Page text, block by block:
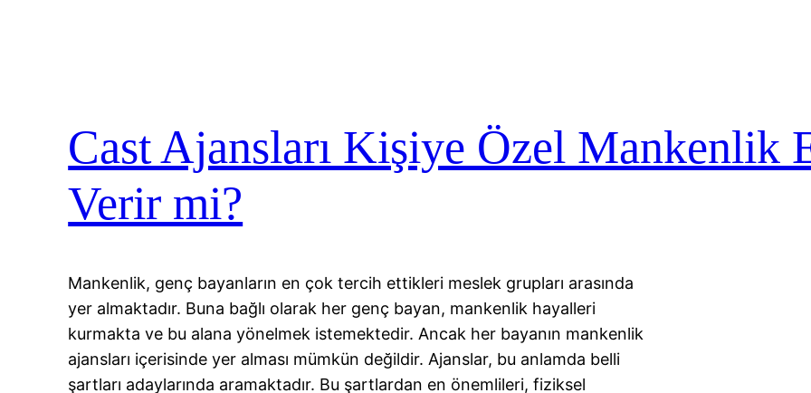
Cast Ajansları Kişiye Özel Mankenlik
Verir mi?
Mankenlik, genç bayanların en çok tercih ettikleri meslek grupları arasında
yer almaktadır. Buna bağlı olarak her genç bayan, mankenlik hayalleri
kurmakta ve bu alana yönelmek istemektedir. Ancak her bayanın mankenlik
ajansları içerisinde yer alması mümkün değildir. Ajanslar, bu anlamda belli
şartları adaylarında aramaktadır. Bu şartlardan en önemlileri, fiziksel